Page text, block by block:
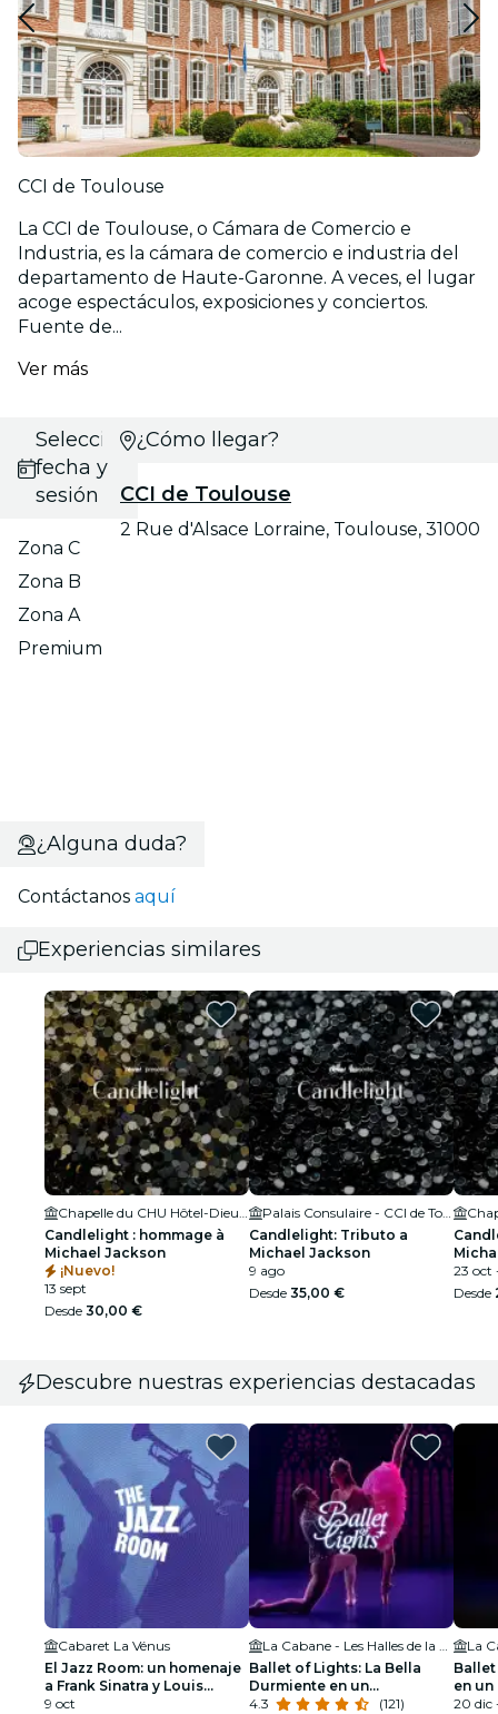
CCI de Toulouse
La CCI de Toulouse, o Cámara de Comercio e
Industria, es la cámara de comercio e industria del
departamento de Haute-Garonne. A veces, el lugar
acoge espectáculos, exposiciones y conciertos.
Fuente de...
Ver más
Selecciona
fecha y
sesión
Zona C
Zona B
Zona A
Premium
¿Cómo llegar?
CCI de Toulouse
2 Rue d'Alsace Lorraine, Toulouse, 31000
¿Alguna duda?
Contáctanos aquí
Experiencias similares
Chapelle du CHU Hôtel-Dieu Saint-Jacques
Candlelight : hommage à
Michael Jackson
¡Nuevo!
13 sept
Desde 30,00 €
Palais Consulaire - CCI de Toulouse
Candlelight: Tributo a
Michael Jackson
9 ago
Desde 35,00 €
23 oct
Desde
Descubre nuestras experiencias destacadas
Cabaret La Vénus
El Jazz Room: un homenaje
a Frank Sinatra y Louis
Armstrong
9 oct
La Cabane - Les Halles de la Cartoucherie
Ballet of Lights: La Bella
Durmiente en un
espectáculo deslumbrante
4.3
(121)
en
20 dic